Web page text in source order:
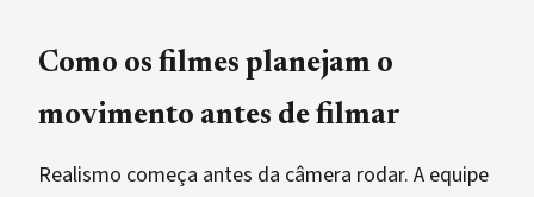
Como os filmes planejam o
movimento antes de filmar
Realismo começa antes da câmera rodar. A equipe